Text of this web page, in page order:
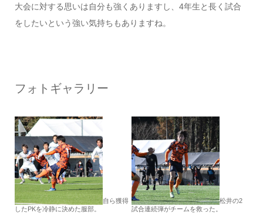
大会に対する思いは自分も強くありますし、4年生と長く試合
をしたいという強い気持ちもありますね。
フォトギャラリー
自ら獲得
したPKを冷静に決めた服部。
松井の2
試合連続弾がチームを救った。